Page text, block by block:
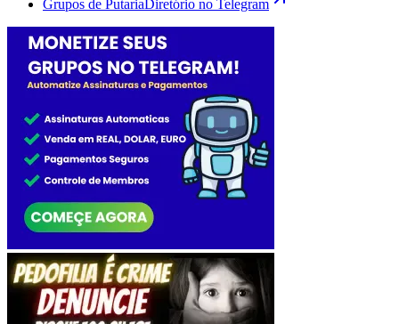
Grupos de PutariaDiretório no Telegram